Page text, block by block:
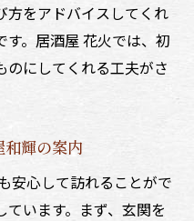
方をアドバイスしてくれ
。居酒屋 花火では、初
のにしてくれる工夫がさ
輝の案内
安心して訪れることがで
います。まず、玄関を